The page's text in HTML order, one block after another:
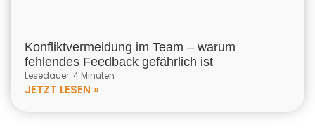
Konfliktvermeidung im Team – warum
fehlendes Feedback gefährlich ist
Lesedauer: 4 Minuten
JETZT LESEN »